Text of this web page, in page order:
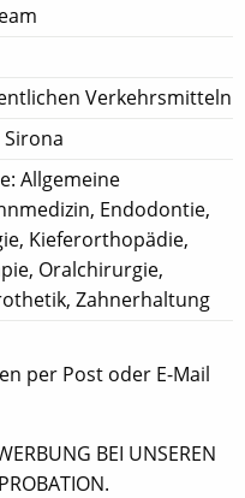
Verkehrsmitteln
Allgemeine
Endodontie,
Kieferorthopädie,
Oralchirurgie,
Zahnerhaltung
per Post oder E-Mail
BEI UNSEREN